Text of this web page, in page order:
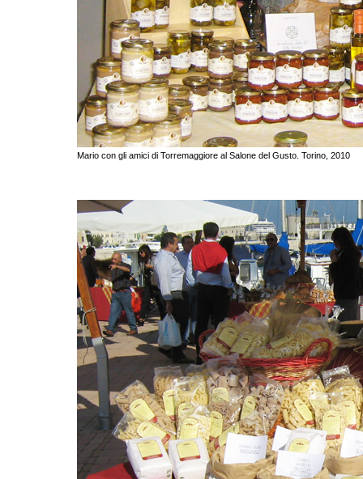
Mario con gli amici di Torremaggiore al Salone del Gusto. Torino, 2010